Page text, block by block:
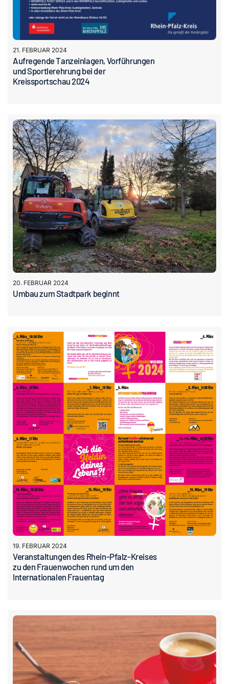
21. FEBRUAR 2024
Aufregende Tanzeinlagen, Vorführungen
und Sportlerehrung bei der
Kreissportschau 2024
20. FEBRUAR 2024
Umbau zum Stadtpark beginnt
19. FEBRUAR 2024
Veranstaltungen des Rhein-Pfalz-Kreises
zu den Frauenwochen rund um den
Internationalen Frauentag